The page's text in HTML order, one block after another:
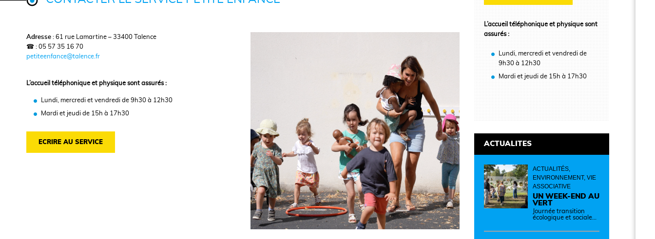
Adresse : 61 rue Lamartine – 33400 Talence
☎ : 05 57 35 16 70
petiteenfance@talence.fr
L’accueil téléphonique et physique sont assurés :
Lundi, mercredi et vendredi de 9h30 à 12h30
Mardi et jeudi de 15h à 17h30
ECRIRE AU SERVICE
L’accueil téléphonique et physique sont
assurés :
Lundi, mercredi et vendredi de
9h30 à 12h30
Mardi et jeudi de 15h à 17h30
ACTUALITES
ACTUALITÉS,
ENVIRONNEMENT, VIE
ASSOCIATIVE
UN WEEK-END AU
VERT
Journée transition
écologique et sociale
de 14h à 19h Des